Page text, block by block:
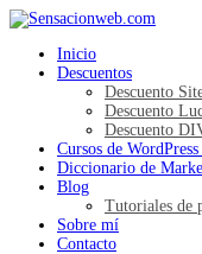
Inicio
Descuentos
Descuento
Descuento
Descuento
Cursos de
Diccionario de
Blog
Tutoriales de
Sobre mí
Contacto